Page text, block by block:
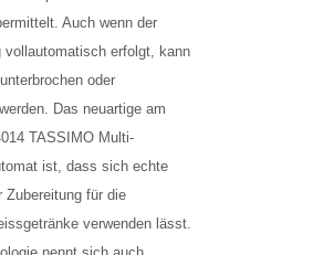
Auch wenn der
vollautomatisch erfolgt, kann
oder
Das neuartige am
TASSIMO Multi-
ist, dass sich echte
Zubereitung für die
verwenden lässt.